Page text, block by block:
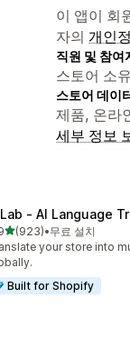
이 앱이 회
자의 개인
직원 및 참여
스토어 소
스토어 데이
제품, 온라
세부 정보
‑ AI Language
별 5개 중
(923)
뷰 923개
•무료 설치
your store into
Built for Shopify